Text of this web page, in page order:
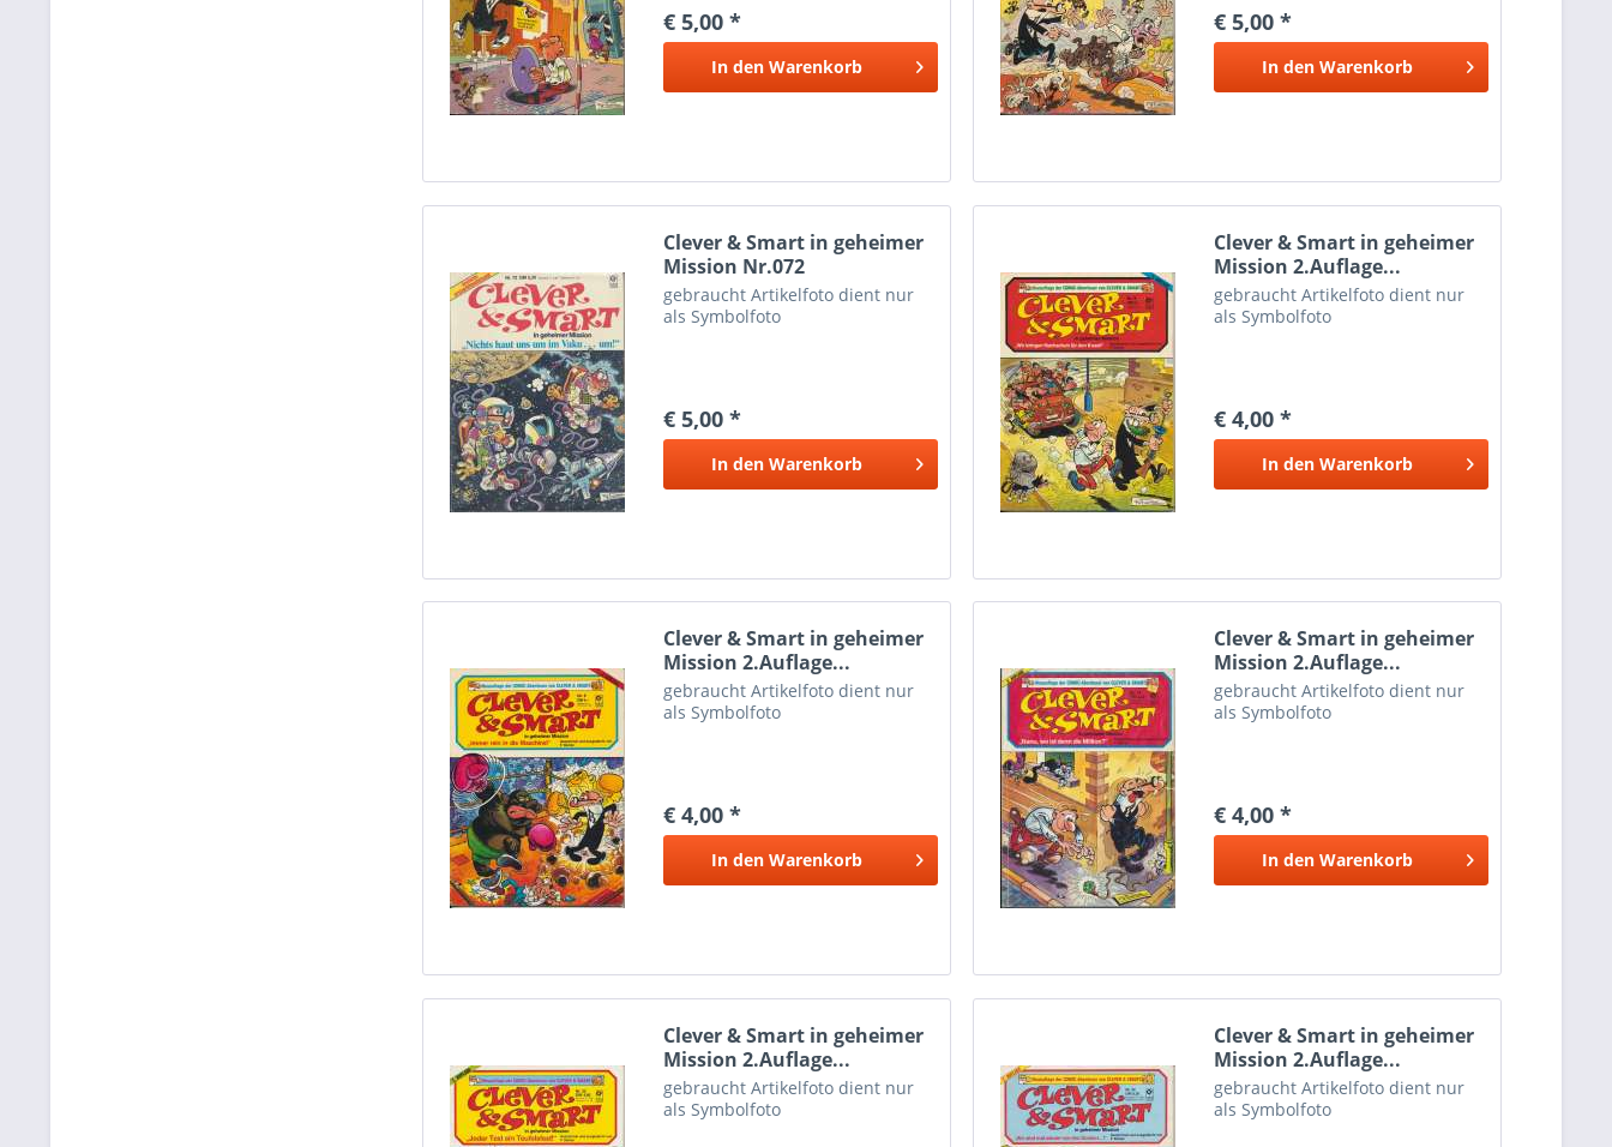
€ 5,00 *
In den Warenkorb
€ 5,00 *
In den Warenkorb
Clever & Smart in geheimer
Mission Nr.072
gebraucht Artikelfoto dient nur
als Symbolfoto
€ 5,00 *
In den Warenkorb
Clever & Smart in geheimer
Mission 2.Auflage...
gebraucht Artikelfoto dient nur
als Symbolfoto
€ 4,00 *
In den Warenkorb
Clever & Smart in geheimer
Mission 2.Auflage...
gebraucht Artikelfoto dient nur
als Symbolfoto
€ 4,00 *
In den Warenkorb
Clever & Smart in geheimer
Mission 2.Auflage...
gebraucht Artikelfoto dient nur
als Symbolfoto
€ 4,00 *
In den Warenkorb
Clever & Smart in geheimer
Mission 2.Auflage...
gebraucht Artikelfoto dient nur
als Symbolfoto
Clever & Smart in geheimer
Mission 2.Auflage...
gebraucht Artikelfoto dient nur
als Symbolfoto